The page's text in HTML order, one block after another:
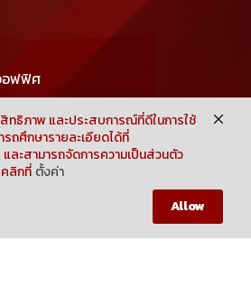
อฟฟิศ
BY PROJECT H GROUP CO.,LTD.
ทธิภาพ และประสบการณ์ที่ดีในการใช้
ถศึกษารายละเอียดได้ที่
และสามารถจัดการความเป็นส่วนตัว
ลิกที่ ตั้งค่า
Allow
MEMBER